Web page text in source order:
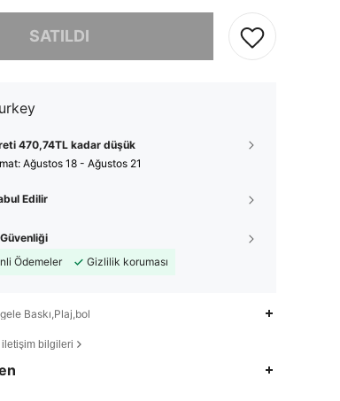
SATILDI
470,74TL kadar düşük
Ağustos 18 - Ağustos 21
Edilir
Ödemeler
Gizlilik koruması
Baskı,Plaj,bol
bilgileri